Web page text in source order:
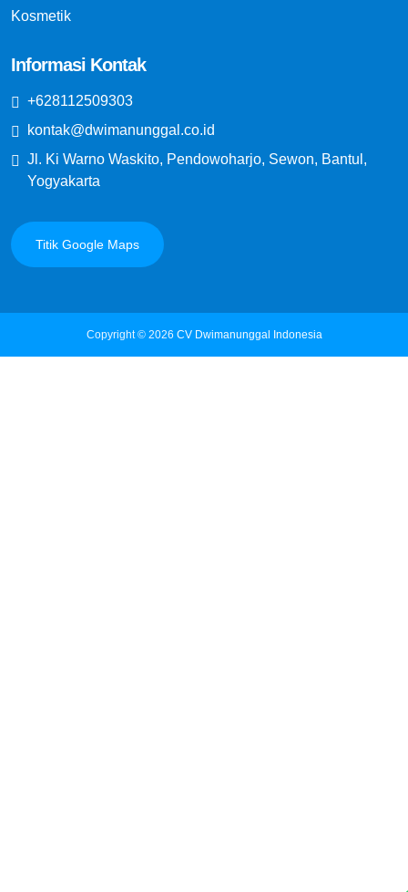
Kosmetik
Informasi Kontak
+628112509303
kontak@dwimanunggal.co.id
Jl. Ki Warno Waskito, Pendowoharjo, Sewon, Bantul,
Yogyakarta
Titik Google Maps
Copyright © 2026 CV Dwimanunggal Indonesia